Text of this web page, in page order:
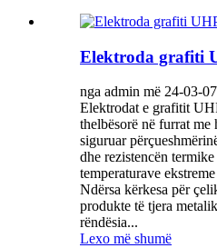
Elektroda grafiti
nga admin më 24-03-07
Elektrodat e grafitit
thelbësorë në furrat
siguruar
dhe rezistencën
temperaturave
Ndërsa kërkesa për
produkte të tjera
rëndësia...
Lexo më shumë